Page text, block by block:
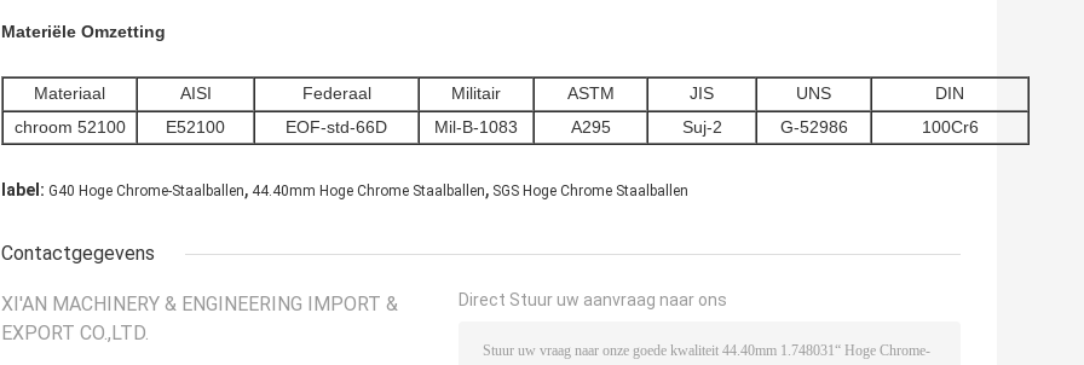
Materiële Omzetting
Materiaal AISI Federaal Militair ASTM JIS UNS
DIN
chroom 52100
E52100 EOF-std-66D Mil-B-1083 A295 Suj-2 G-52986 100Cr6
label: G40 Hoge Chrome-Staalballen, 44.40mm Hoge Chrome Staalballen, SGS Hoge Chrome Staalballen
Contactgegevens
XI'AN MACHINERY & ENGINEERING IMPORT &
EXPORT CO.,LTD.
Direct Stuur uw aanvraag naar ons